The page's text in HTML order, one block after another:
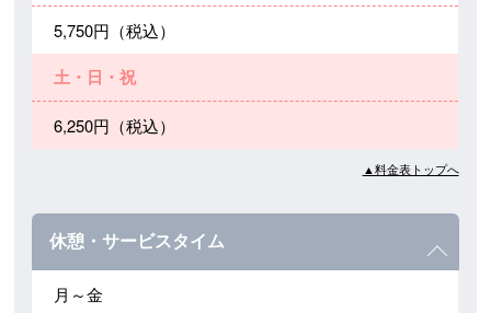
5,750円（税込）
土・日・祝
6,250円（税込）
▲料金表トップへ
休憩・サービスタイム
月～金